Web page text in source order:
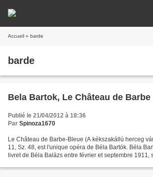
Accueil » barde
barde
Bela Bartok, Le Château de Barbe
Publié le 21/04/2012 à 18:36
Par Spinoza1670
Le Château de Barbe-Bleue (A kékszakállú herceg
11, Sz. 48, est l'unique opéra de Béla Bartók. Béla
livret de Béla Balázs entre février et septembre 1911,